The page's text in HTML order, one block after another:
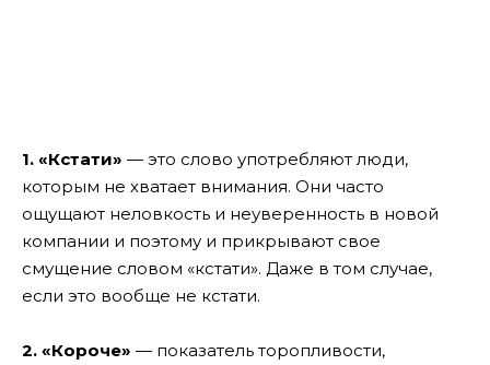
1. «Кстати» — это слово употребляют люди,
которым не хватает внимания. Они часто
ощущают неловкость и неуверенность в новой
компании и поэтому и прикрывают свое
смущение словом «кстати». Даже в том случае,
если это вообще не кстати.
2. «Короче» — показатель торопливости,